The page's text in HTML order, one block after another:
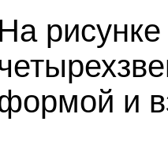
На
и